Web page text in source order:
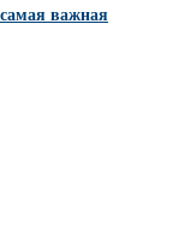
важная